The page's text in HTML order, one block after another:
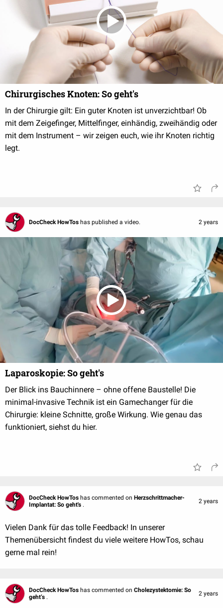
Chirurgisches Knoten: So geht's
In der Chirurgie gilt: Ein guter Knoten ist unverzichtbar! Ob
mit dem Zeigefinger, Mittelfinger, einhändig, zweihändig oder
mit dem Instrument – wir zeigen euch, wie ihr Knoten richtig
legt.
DocCheck HowTos has published a video. 2 years
Laparoskopie: So geht's
Der Blick ins Bauchinnere – ohne offene Baustelle! Die
minimal-invasive Technik ist ein Gamechanger für die
Chirurgie: kleine Schnitte, große Wirkung. Wie genau das
funktioniert, siehst du hier.
DocCheck HowTos has commented on Herzschrittmacher-
Implantat: So geht's . 2 years
Vielen Dank für das tolle Feedback! In unserer
Themenübersicht findest du viele weitere HowTos, schau
gerne mal rein!
DocCheck HowTos has commented on Cholezystektomie: So
geht’s . 2 years